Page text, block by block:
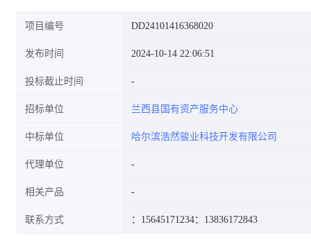
项目编号 DD24101416368020
发布时间 2024-10-14 22:06:51
投标截止时间
招标单位 兰西县国有资产服务中心
中标单位 哈尔滨浩然骏业科技开发有限公司
代理单位
相关产品
联系方式 ：15645171234：13836172843